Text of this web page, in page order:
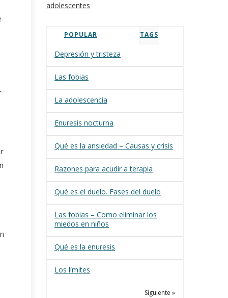
adolescentes
POPULAR TAGS
Depresión y tristeza
Las fobias
La adolescencia
Enuresis nocturna
Qué es la ansiedad – Causas y crisis
Razones para acudir a terapia
Qué es el duelo. Fases del duelo
Las fobias – Como eliminar los
miedos en niños
Qué es la enuresis
Los límites
Siguiente »